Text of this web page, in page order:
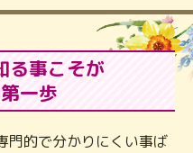
る事こそが
一歩
門的で分かりにくい事ば